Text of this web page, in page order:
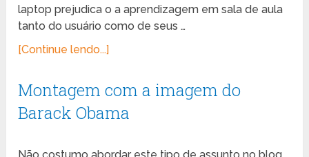
laptop prejudica o a aprendizagem em sala de aula
tanto do usuário como de seus …
[Continue lendo...]
Montagem com a imagem do
Barack Obama